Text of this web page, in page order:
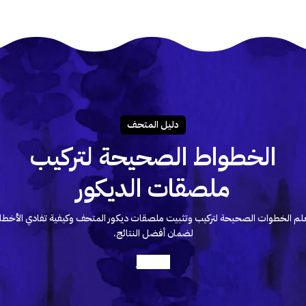
دليـل المتحـف
الخطواط الصحيحة لتركيب
ملصقات الديكور
الخطوات الصحيحة لتركيب وتثبيت ملصقات ديكور المتحف وكيفية تفادي
لضمان أفضل النتائج.